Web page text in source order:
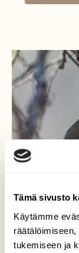
Tämä sivusto
Käytämme
tukemiseen ja